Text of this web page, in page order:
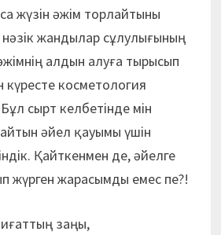
жүзін әжім торлайтыны
нәзік жандылар сұлулығының
алдын алуға тырысып
косметология
сырт келбетінде мін
әйел қауымы үшін
Қайткенмен де, әйелге
жүрген жарасымды емес пе?!
заңы,